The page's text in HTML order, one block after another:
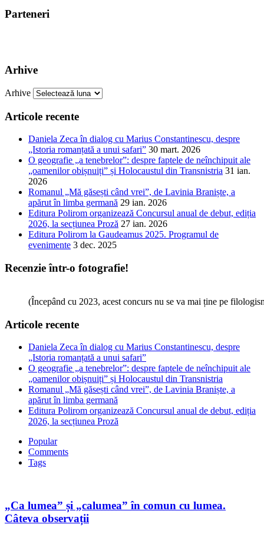
Parteneri
Arhive
Arhive
Articole recente
Daniela Zeca în dialog cu Marius Constantinescu, despre
„Istoria romanțată a unui safari” 30 mart. 2026
O geografie „a tenebrelor”: despre faptele de neînchipuit ale
„oamenilor obișnuiți” și Holocaustul din Transnistria 31 ian.
2026
Romanul „Mă găsești când vrei”, de Lavinia Braniște, a
apărut în limba germană 29 ian. 2026
Editura Polirom organizează Concursul anual de debut, ediția
2026, la secțiunea Proză 27 ian. 2026
Editura Polirom la Gaudeamus 2025. Programul de
evenimente 3 dec. 2025
Recenzie într-o fotografie!
(Începând cu 2023, acest concurs nu se va mai ține pe
Articole recente
Daniela Zeca în dialog cu Marius Constantinescu, despre
„Istoria romanțată a unui safari”
O geografie „a tenebrelor”: despre faptele de neînchipuit ale
„oamenilor obișnuiți” și Holocaustul din Transnistria
Romanul „Mă găsești când vrei”, de Lavinia Braniște, a
apărut în limba germană
Editura Polirom organizează Concursul anual de debut, ediția
2026, la secțiunea Proză
Popular
Comments
Tags
„Ca lumea” și „calumea” în comun cu lumea.
Câteva observații